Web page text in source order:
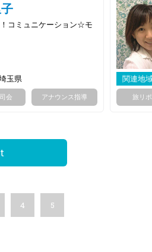
コミュニケーション☆モ
玉県
会 アナウンス指導
関連地
旅リ
4 5